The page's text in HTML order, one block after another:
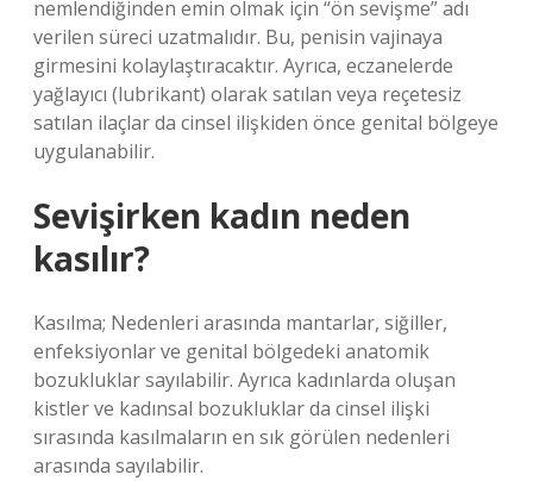
nemlendiğinden emin olmak için “ön sevişme” adı
verilen süreci uzatmalıdır. Bu, penisin vajinaya
girmesini kolaylaştıracaktır. Ayrıca, eczanelerde
yağlayıcı (lubrikant) olarak satılan veya reçetesiz
satılan ilaçlar da cinsel ilişkiden önce genital bölgeye
uygulanabilir.
Sevişirken kadın neden
kasılır?
Kasılma; Nedenleri arasında mantarlar, siğiller,
enfeksiyonlar ve genital bölgedeki anatomik
bozukluklar sayılabilir. Ayrıca kadınlarda oluşan
kistler ve kadınsal bozukluklar da cinsel ilişki
sırasında kasılmaların en sık görülen nedenleri
arasında sayılabilir.